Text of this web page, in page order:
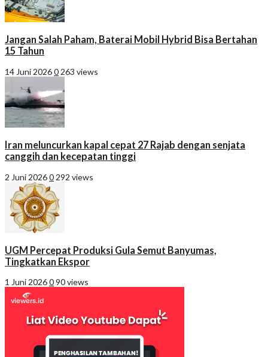
Jangan Salah Paham, Baterai Mobil Hybrid Bisa Bertahan
15 Tahun
14 Juni 20260 263 views
Iran meluncurkan kapal cepat 27 Rajab dengan senjata
canggih dan kecepatan tinggi
2 Juni 20260 292 views
UGM Percepat Produksi Gula Semut Banyumas,
Tingkatkan Ekspor
1 Juni 2026090 views